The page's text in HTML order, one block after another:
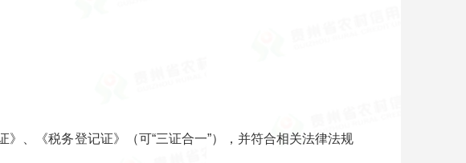
、《税务登记证》（可“三证合一”），并符合相关法律法规